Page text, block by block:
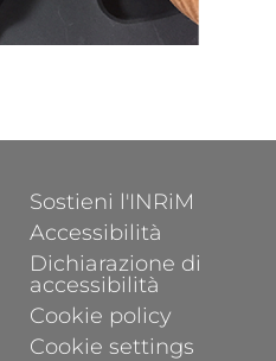
FOOTER 2
Sostieni l'INRiM
Accessibilità
Dichiarazione di
accessibilità
Cookie policy
Cookie settings